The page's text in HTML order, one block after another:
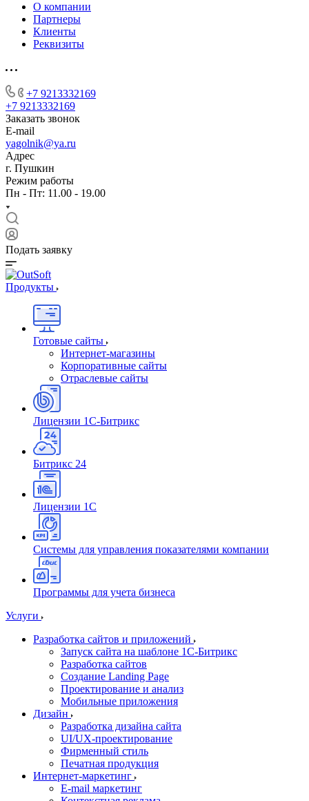
О компании
Партнеры
Клиенты
Реквизиты
+7 9213332169
+7 9213332169
Заказать звонок
E-mail
yagolnik@ya.ru
Адрес
г. Пушкин
Режим работы
Пн - Пт: 11.00 - 19.00
Подать заявку
Продукты
Готовые сайты
Интернет-магазины
Корпоративные сайты
Отраслевые сайты
Лицензии 1С-Битрикс
Битрикс 24
Лицензии 1С
Системы для управления показателями компании
Программы для учета бизнеса
Услуги
Разработка сайтов и приложений
Запуск сайта на шаблоне 1С-Битрикс
Разработка сайтов
Создание Landing Page
Проектирование и анализ
Мобильные приложения
Дизайн
Разработка дизайна сайта
UI/UX-проектирование
Фирменный стиль
Печатная продукция
Интернет-маркетинг
E-mail маркетинг